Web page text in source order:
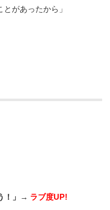
とがあったから」
！」→ ラブ度UP!